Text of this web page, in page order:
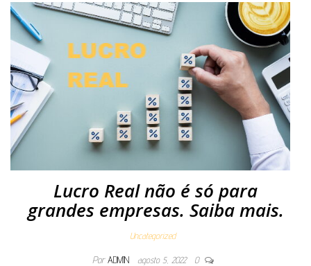
Lucro Real não é só para
grandes empresas. Saiba mais.
Uncategorized
Por ADMIN agosto 5, 2022 0